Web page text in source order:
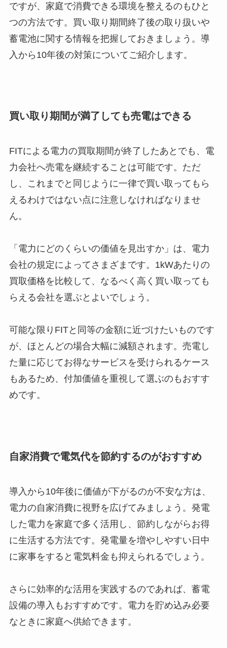
ですが、家庭で消費できる環境を整えるのもひと
つの方法です。買い取り期間終了後の取り扱いや
蓄電池に関する情報を把握しておきましょう。導
入から10年後の対策についてご紹介します。
買い取り期間が満了しても売電はできる
FITによる電力の買取期間が終了したあとでも、電
力会社へ売電を継続することは可能です。ただ
し、これまでと同じように一律で買い取ってもら
えるわけではない点に注意しなければなりませ
ん。
「電力にどのくらいの価値を見出すか」は、電力
会社の規定によってさまざまです。1kWあたりの
買取価格を比較して、なるべく高く買い取っても
らえる会社を選ぶとよいでしょう。
可能な限りFITと同等の金額に近づけたいものです
が、ほとんどの場合大幅に減額されます。売電し
た量に応じてお得なサービスを受けられるケース
もあるため、付加価値を重視して選ぶのもおすす
めです。
自家消費で電気代を節約するのがおすすめ
導入から10年後に価値が下がるのが不安な方は、
電力の自家消費に視野を広げてみましょう。発電
した電力を家庭で多く活用し、節約しながらお得
に生活する方法です。発電量を増やしやすい日中
に家事をすると電気料金も抑えられるでしょう。
さらに効率的な活用を実践するのであれば、蓄電
設備の導入もおすすめです。電力を貯め込み必要
なときに家庭へ供給できます。